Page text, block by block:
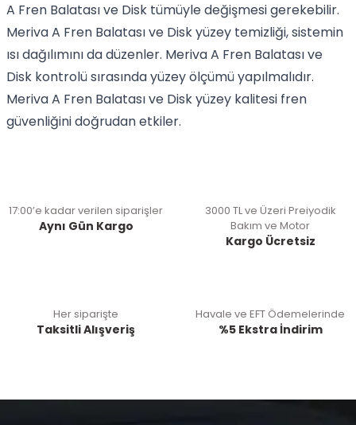
A Fren Balatası ve Disk tümüyle değişmesi gerekebilir.
Meriva A Fren Balatası ve Disk yüzey temizliği, sistemin
ısı dağılımını da düzenler. Meriva A Fren Balatası ve
Disk kontrolü sırasında yüzey ölçümü yapılmalıdır.
Meriva A Fren Balatası ve Disk yüzey kalitesi fren
güvenliğini doğrudan etkiler.
17:00’e kadar verilen siparişler
Aynı Gün Kargo
3000 TL ve Üzeri Preiyodik
Bakım ve Motor
Kargo Ücretsiz
Her siparişte
Taksitli Alışveriş
Havale ve EFT Ödemelerinde
%5 Ekstra İndirim